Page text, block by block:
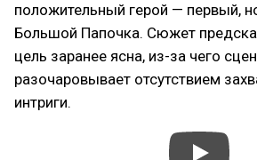
положительный герой — первый,
Большой Папочка. Сюжет
цель заранее ясна, из-за чего
разочаровывает отсутствием
интриги.